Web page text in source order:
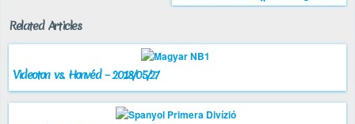
Related Articles
Videoton vs. Honvéd – 2018/05/27